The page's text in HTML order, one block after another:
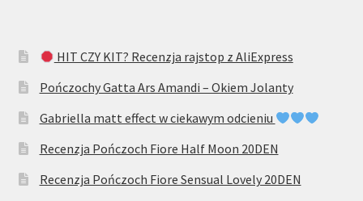
HIT CZY KIT? Recenzja rajstop z AliExpress
Pończochy Gatta Ars Amandi – Okiem Jolanty
Gabriella matt effect w ciekawym odcieniu
Recenzja Pończoch Fiore Half Moon 20DEN
Recenzja Pończoch Fiore Sensual Lovely 20DEN